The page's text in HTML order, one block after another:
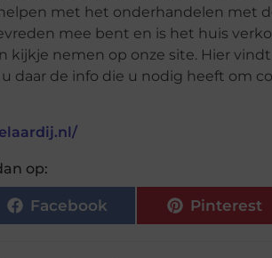
met het onderhandelen met
mee bent en is het huis
kijkje nemen op onze site. Hier
daar de info die u nodig heeft om
op:
Facebook Pinterest